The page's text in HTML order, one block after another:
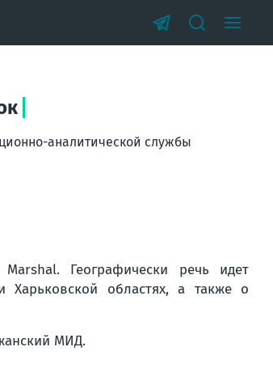
аналитической службы
Географически речь идет
Харьковской областях, а также о
МИД.